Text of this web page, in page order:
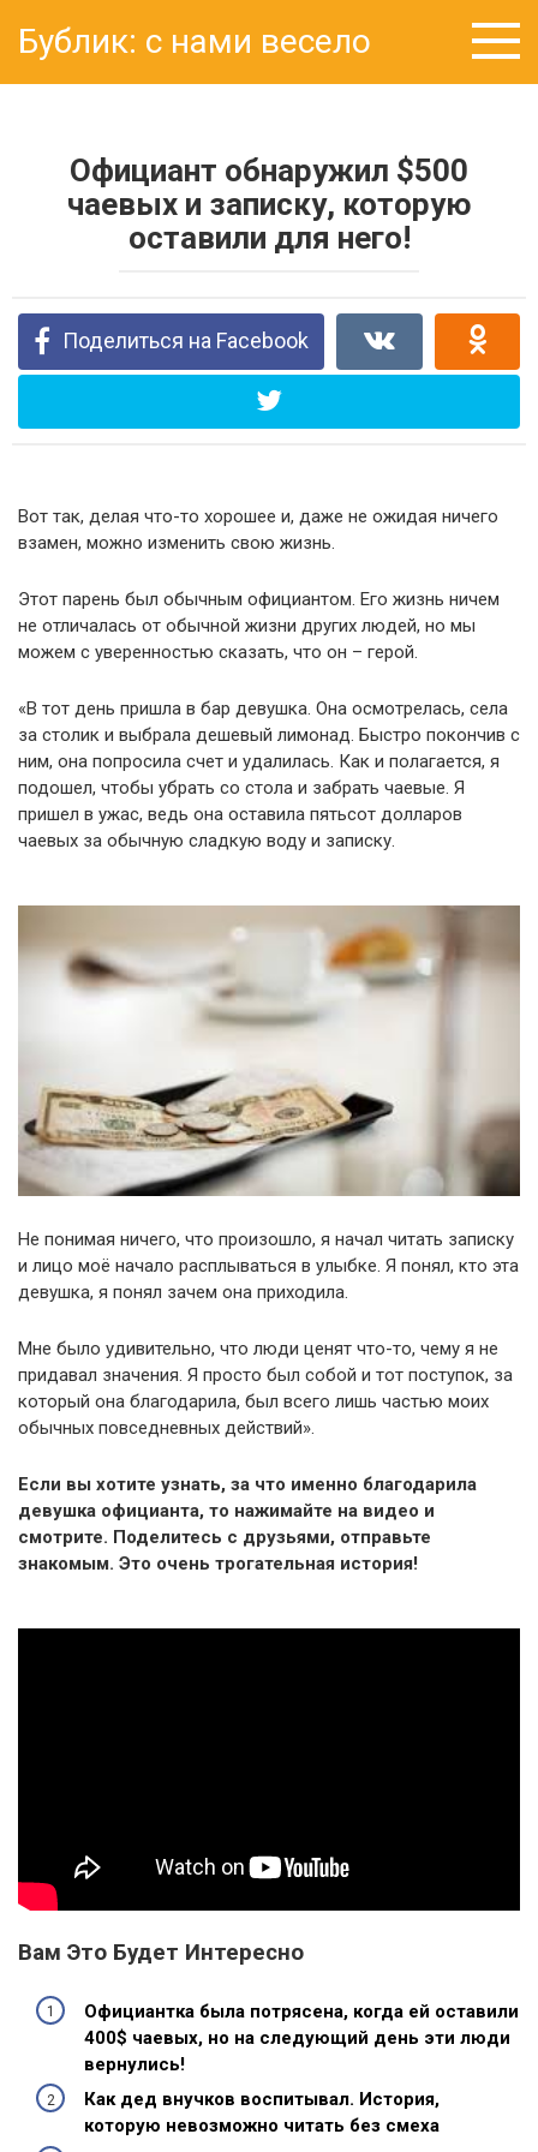
контенту
Бублик: с нами весело
Официант обнаружил $500
чаевых и записку, которую
оставили для него!
Поделиться на Facebook
Вот так, делая что-то хорошее и, даже не ожидая ничего
взамен, можно изменить свою жизнь.
Этот парень был обычным официантом. Его жизнь ничем
не отличалась от обычной жизни других людей, но мы
можем с уверенностью сказать, что он – герой.
«В тот день пришла в бар девушка. Она осмотрелась, села
за столик и выбрала дешевый лимонад. Быстро покончив с
ним, она попросила счет и удалилась. Как и полагается, я
подошел, чтобы убрать со стола и забрать чаевые. Я
пришел в ужас, ведь она оставила пятьсот долларов
чаевых за обычную сладкую воду и записку.
Не понимая ничего, что произошло, я начал читать записку
и лицо моё начало расплываться в улыбке. Я понял, кто эта
девушка, я понял зачем она приходила.
Мне было удивительно, что люди ценят что-то, чему я не
придавал значения. Я просто был собой и тот поступок, за
который она благодарила, был всего лишь частью моих
обычных повседневных действий».
Если вы хотите узнать, за что именно благодарила
девушка официанта, то нажимайте на видео и
смотрите. Поделитесь с друзьями, отправьте
знакомым. Это очень трогательная история!
Вам Это Будет Интересно
Официантка была потрясена, когда ей оставили
400$ чаевых, но на следующий день эти люди
вернулись!
Как дед внучков воспитывал. История,
которую невозможно читать без смеха